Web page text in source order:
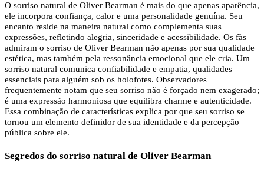
O sorriso natural de Oliver Bearman é mais do que apenas aparência,
ele incorpora confiança, calor e uma personalidade genuína. Seu
encanto reside na maneira natural como complementa suas
expressões, refletindo alegria, sinceridade e acessibilidade. Os fãs
admiram o sorriso de Oliver Bearman não apenas por sua qualidade
estética, mas também pela ressonância emocional que ele cria. Um
sorriso natural comunica confiabilidade e empatia, qualidades
essenciais para alguém sob os holofotes. Observadores
frequentemente notam que seu sorriso não é forçado nem exagerado;
é uma expressão harmoniosa que equilibra charme e autenticidade.
Essa combinação de características explica por que seu sorriso se
tornou um elemento definidor de sua identidade e da percepção
pública sobre ele.
Segredos do sorriso natural de Oliver Bearman